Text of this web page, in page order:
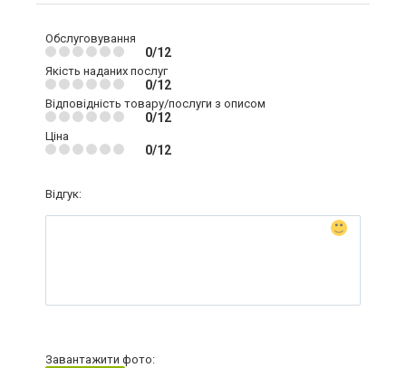
Обслуговування
0/12
Якість наданих послуг
0/12
Відповідність товару/послуги з описом
0/12
Ціна
0/12
Відгук:
Завантажити фото: